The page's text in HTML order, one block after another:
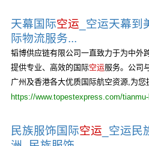
天幕国际空运 _空运天幕到
际物流服务...
韬博供应链有限公司一直致力于为中外
提供专业、高效的国际空运服务。公司
广州及香港各大优质国际航空资源,为您
https://www.topestexpress.com/
民族服饰国际空运 _空运